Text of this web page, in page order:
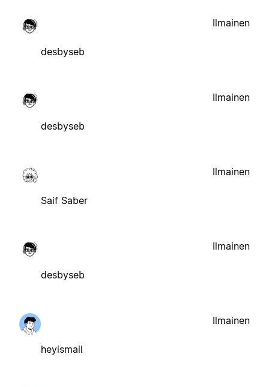
desbyseb
Ilmainen
desbyseb
Ilmainen
Saif Saber
Ilmainen
desbyseb
Ilmainen
heyismail
Ilmainen